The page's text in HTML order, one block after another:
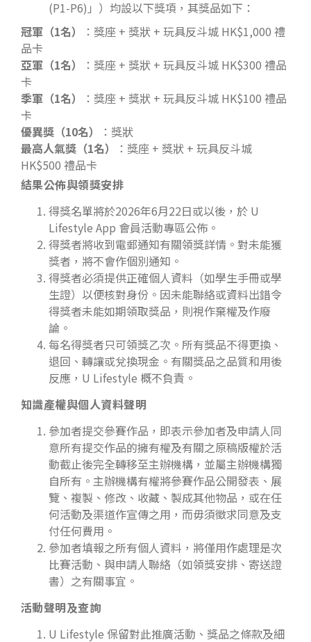
(P1-P6)」）均設以下獎項，其獎品如下：
冠軍（1名）
：獎座 + 獎狀 + 玩具反斗城 HK$1,000 禮
品卡
亞軍（1名）
：獎座 + 獎狀 + 玩具反斗城 HK$300 禮品
卡
季軍（1名）
：獎座 + 獎狀 + 玩具反斗城 HK$100 禮品
卡
優異獎（10名）
：獎狀
最高人氣獎（1名）
：獎座 + 獎狀 + 玩具反斗城
HK$500 禮品卡
結果公佈與領獎安排
得獎名單將於2026年6月22日或以後，於 U
Lifestyle App 會員活動專區公佈。
得獎者將收到電郵通知有關領獎詳情。對未能獲
獎者，將不會作個別通知。
得獎者必須提供正確個人資料（如學生手冊或學
生證）以便核對身份。因未能聯絡或資料出錯令
得獎者未能如期領取獎品，則視作棄權及作廢
論。
每名得獎者只可領獎乙次。所有獎品不得更換、
退回、轉讓或兌換現金。有關獎品之品質和用後
反應，U Lifestyle 概不負責。
知識產權與個人資料聲明
參加者提交參賽作品，即表示參加者及申請人同
意所有提交作品的擁有權及有關之原稿版權於活
動截止後完全轉移至主辦機構，並屬主辦機構獨
自所有。主辦機構有權將參賽作品公開發表、展
覽、複製、修改、收藏、製成其他物品，或在任
何活動及渠道作宣傳之用，而毋須徵求同意及支
付任何費用。
參加者填報之所有個人資料，將僅用作處理是次
比賽活動、與申請人聯絡（如領獎安排、寄送證
書）之有關事宜。
活動聲明及查詢
U Lifestyle 保留對此推廣活動、獎品之條款及細